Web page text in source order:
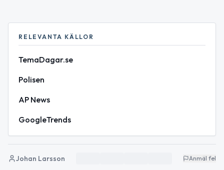
RELEVANTA KÄLLOR
TemaDagar.se
Polisen
AP News
GoogleTrends
Johan Larsson Anmäl fel